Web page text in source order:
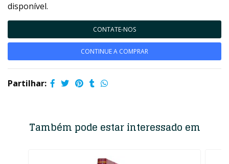
disponível.
CONTATE-NOS
CONTINUE A COMPRAR
Partilhar:
Também pode estar interessado em